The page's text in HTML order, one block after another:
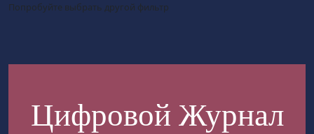
Попробуйте выбрать другой фильтр
Цифровой Журнал